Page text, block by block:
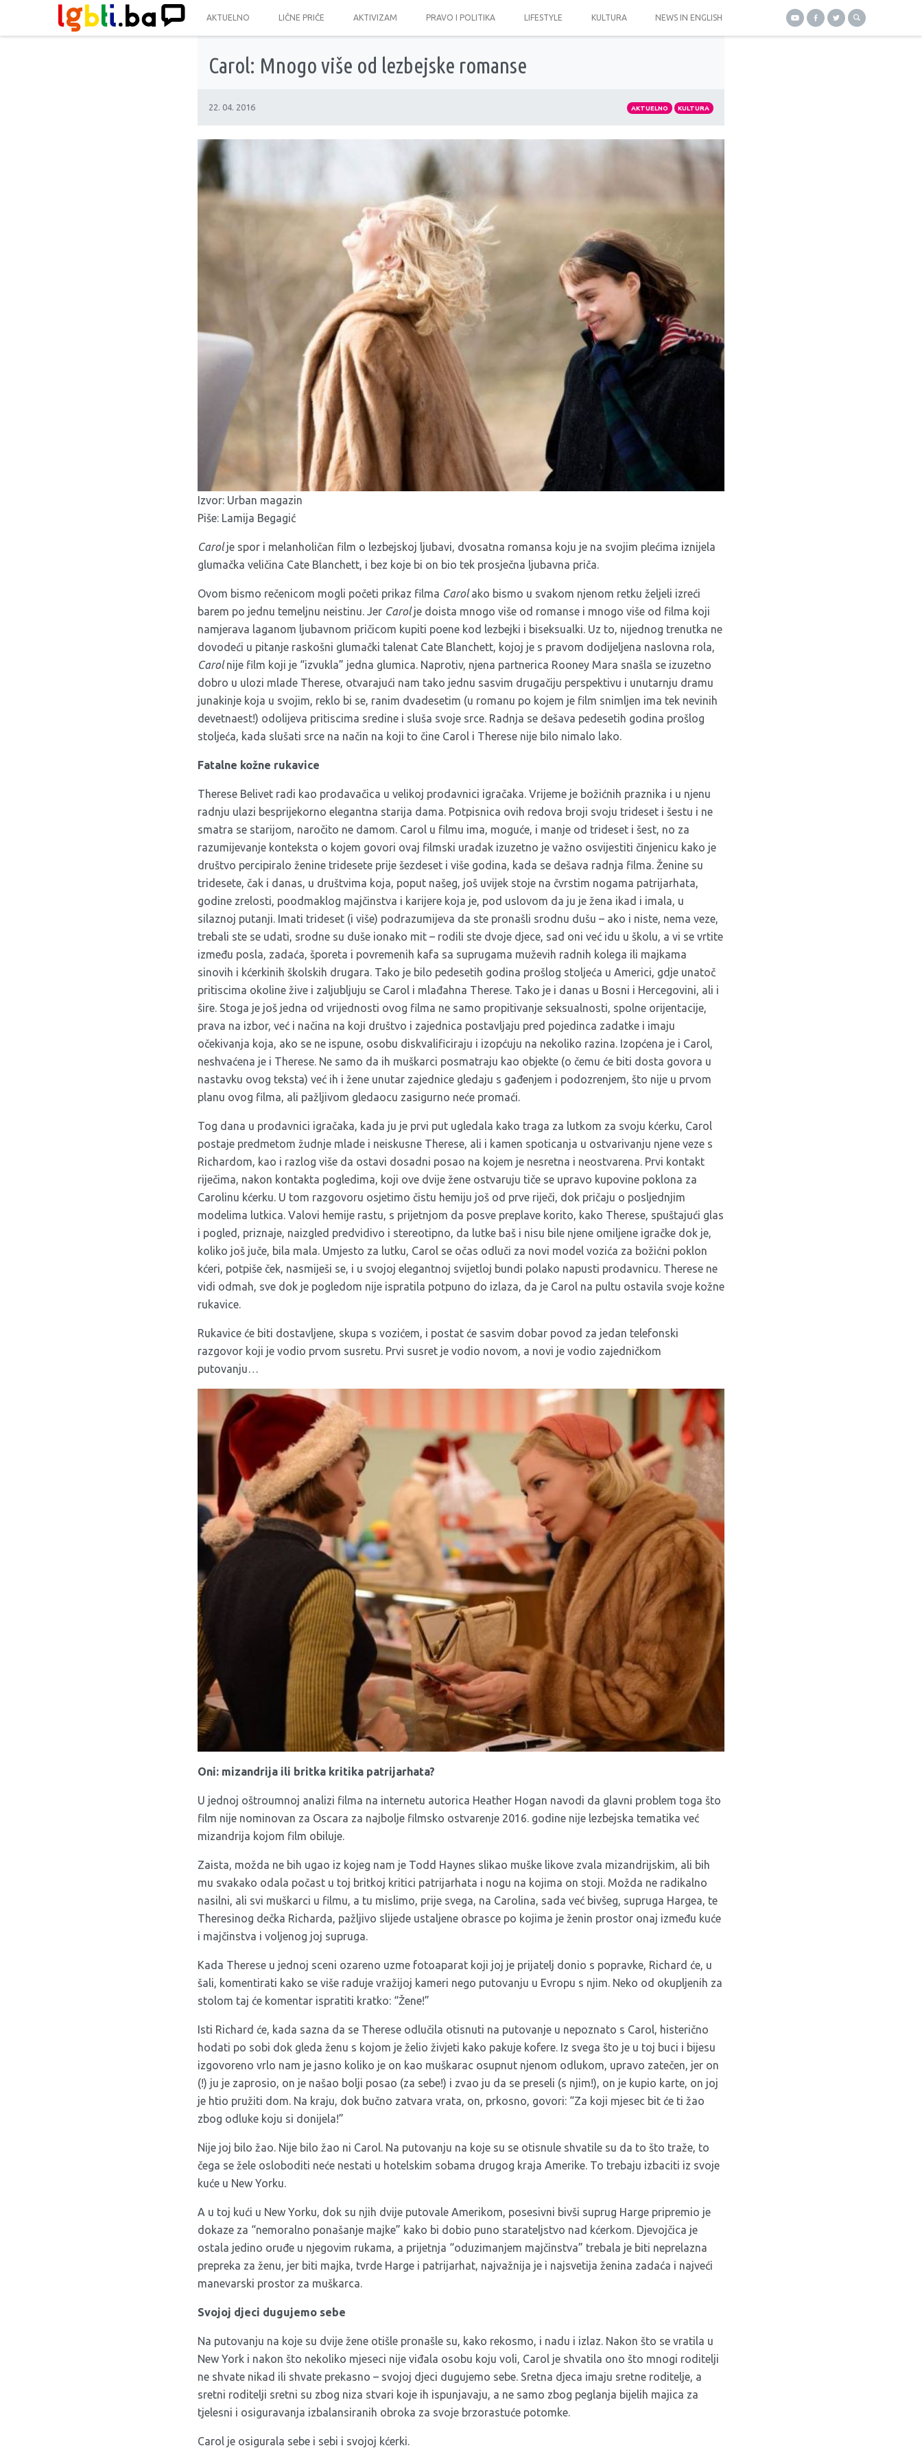
AKTUELNO LIČNE PRIČE AKTIVIZAM PRAVO I POLITIKA LIFESTYLE KULTURA NEWS IN ENGLISH
Carol: Mnogo više od lezbejske romanse
22. 04. 2016 AKTUELNO KULTURA
Izvor: Urban magazin
Piše: Lamija Begagić
Carolje spor i melanholičan film o lezbejskoj ljubavi, dvosatna romansa koju je na svojim plećima iznijela
glumačka veličina Cate Blanchett, i bez koje bi on bio tek prosječna ljubavna priča.
Ovom bismo rečenicom mogli početi prikaz filma Carolako bismo u svakom njenom retku željeli izreći
barem po jednu temeljnu neistinu. Jer Carolje doista mnogo više od romanse i mnogo više od filma koji
namjerava laganom ljubavnom pričicom kupiti poene kod lezbejki i biseksualki. Uz to, nijednog trenutka ne
dovodeći u pitanje raskošni glumački talenat Cate Blanchett, kojoj je s pravom dodijeljena naslovna rola,
Carolnije film koji je “izvukla” jedna glumica. Naprotiv, njena partnerica Rooney Mara snašla se izuzetno
dobro u ulozi mlade Therese, otvarajući nam tako jednu sasvim drugačiju perspektivu i unutarnju dramu
junakinje koja u svojim, reklo bi se, ranim dvadesetim (u romanu po kojem je film snimljen ima tek nevinih
devetnaest!) odolijeva pritiscima sredine i sluša svoje srce. Radnja se dešava pedesetih godina prošlog
stoljeća, kada slušati srce na način na koji to čine Carol i Therese nije bilo nimalo lako.
Fatalne kožne rukavice
Therese Belivet radi kao prodavačica u velikoj prodavnici igračaka. Vrijeme je božićnih praznika i u njenu
radnju ulazi besprijekorno elegantna starija dama. Potpisnica ovih redova broji svoju trideset i šestu i ne
smatra se starijom, naročito ne damom. Carol u filmu ima, moguće, i manje od trideset i šest, no za
razumijevanje konteksta o kojem govori ovaj filmski uradak izuzetno je važno osvijestiti činjenicu kako je
društvo percipiralo ženine tridesete prije šezdeset i više godina, kada se dešava radnja filma. Ženine su
tridesete, čak i danas, u društvima koja, poput našeg, još uvijek stoje na čvrstim nogama patrijarhata,
godine zrelosti, poodmaklog majčinstva i karijere koja je, pod uslovom da ju je žena ikad i imala, u
silaznoj putanji. Imati trideset (i više) podrazumijeva da ste pronašli srodnu dušu – ako i niste, nema veze,
trebali ste se udati, srodne su duše ionako mit – rodili ste dvoje djece, sad oni već idu u školu, a vi se vrtite
između posla, zadaća, šporeta i povremenih kafa sa suprugama muževih radnih kolega ili majkama
sinovih i kćerkinih školskih drugara. Tako je bilo pedesetih godina prošlog stoljeća u Americi, gdje unatoč
pritiscima okoline žive i zaljubljuju se Carol i mlađahna Therese. Tako je i danas u Bosni i Hercegovini, ali i
šire. Stoga je još jedna od vrijednosti ovog filma ne samo propitivanje seksualnosti, spolne orijentacije,
prava na izbor, već i načina na koji društvo i zajednica postavljaju pred pojedinca zadatke i imaju
očekivanja koja, ako se ne ispune, osobu diskvalificiraju i izopćuju na nekoliko razina. Izopćena je i Carol,
neshvaćena je i Therese. Ne samo da ih muškarci posmatraju kao objekte (o čemu će biti dosta govora u
nastavku ovog teksta) već ih i žene unutar zajednice gledaju s gađenjem i podozrenjem, što nije u prvom
planu ovog filma, ali pažljivom gledaocu zasigurno neće promaći.
Tog dana u prodavnici igračaka, kada ju je prvi put ugledala kako traga za lutkom za svoju kćerku, Carol
postaje predmetom žudnje mlade i neiskusne Therese, ali i kamen spoticanja u ostvarivanju njene veze s
Richardom, kao i razlog više da ostavi dosadni posao na kojem je nesretna i neostvarena. Prvi kontakt
riječima, nakon kontakta pogledima, koji ove dvije žene ostvaruju tiče se upravo kupovine poklona za
Carolinu kćerku. U tom razgovoru osjetimo čistu hemiju još od prve riječi, dok pričaju o posljednjim
modelima lutkica. Valovi hemije rastu, s prijetnjom da posve preplave korito, kako Therese, spuštajući glas
i pogled, priznaje, naizgled predvidivo i stereotipno, da lutke baš i nisu bile njene omiljene igračke dok je,
koliko još juče, bila mala. Umjesto za lutku, Carol se očas odluči za novi model vozića za božićni poklon
kćeri, potpiše ček, nasmiješi se, i u svojoj elegantnoj svijetloj bundi polako napusti prodavnicu. Therese ne
vidi odmah, sve dok je pogledom nije ispratila potpuno do izlaza, da je Carol na pultu ostavila svoje kožne
rukavice.
Rukavice će biti dostavljene, skupa s vozićem, i postat će sasvim dobar povod za jedan telefonski
razgovor koji je vodio prvom susretu. Prvi susret je vodio novom, a novi je vodio zajedničkom
putovanju…
Oni: mizandrija ili britka kritika patrijarhata?
U jednoj oštroumnoj analizi filma na internetu autorica Heather Hogan navodi da glavni problem toga što
film nije nominovan za Oscara za najbolje filmsko ostvarenje 2016. godine nije lezbejska tematika već
mizandrija kojom film obiluje.
Zaista, možda ne bih ugao iz kojeg nam je Todd Haynes slikao muške likove zvala mizandrijskim, ali bih
mu svakako odala počast u toj britkoj kritici patrijarhata i nogu na kojima on stoji. Možda ne radikalno
nasilni, ali svi muškarci u filmu, a tu mislimo, prije svega, na Carolina, sada već bivšeg, supruga Hargea, te
Theresinog dečka Richarda, pažljivo slijede ustaljene obrasce po kojima je ženin prostor onaj između kuće
i majčinstva i voljenog joj supruga.
Kada Therese u jednoj sceni ozareno uzme fotoaparat koji joj je prijatelj donio s popravke, Richard će, u
šali, komentirati kako se više raduje vražijoj kameri nego putovanju u Evropu s njim. Neko od okupljenih za
stolom taj će komentar ispratiti kratko: “Žene!”
Isti Richard će, kada sazna da se Therese odlučila otisnuti na putovanje u nepoznato s Carol, histerično
hodati po sobi dok gleda ženu s kojom je želio živjeti kako pakuje kofere. Iz svega što je u toj buci i bijesu
izgovoreno vrlo nam je jasno koliko je on kao muškarac osupnut njenom odlukom, upravo zatečen, jer on
(!) ju je zaprosio, on je našao bolji posao (za sebe!) i zvao ju da se preseli (s njim!), on je kupio karte, on joj
je htio pružiti dom. Na kraju, dok bučno zatvara vrata, on, prkosno, govori: “Za koji mjesec bit će ti žao
zbog odluke koju si donijela!”
Nije joj bilo žao. Nije bilo žao ni Carol. Na putovanju na koje su se otisnule shvatile su da to što traže, to
čega se žele osloboditi neće nestati u hotelskim sobama drugog kraja Amerike. To trebaju izbaciti iz svoje
kuće u New Yorku.
A u toj kući u New Yorku, dok su njih dvije putovale Amerikom, posesivni bivši suprug Harge pripremio je
dokaze za “nemoralno ponašanje majke” kako bi dobio puno starateljstvo nad kćerkom. Djevojčica je
ostala jedino oruđe u njegovim rukama, a prijetnja “oduzimanjem majčinstva” trebala je biti neprelazna
prepreka za ženu, jer biti majka, tvrde Harge i patrijarhat, najvažnija je i najsvetija ženina zadaća i najveći
manevarski prostor za muškarca.
Svojoj djeci dugujemo sebe
Na putovanju na koje su dvije žene otišle pronašle su, kako rekosmo, i nadu i izlaz. Nakon što se vratila u
New York i nakon što nekoliko mjeseci nije viđala osobu koju voli, Carol je shvatila ono što mnogi roditelji
ne shvate nikad ili shvate prekasno – svojoj djeci dugujemo sebe. Sretna djeca imaju sretne roditelje, a
sretni roditelji sretni su zbog niza stvari koje ih ispunjavaju, a ne samo zbog peglanja bijelih majica za
tjelesni i osiguravanja izbalansiranih obroka za svoje brzorastuće potomke.
Carol je osigurala sebe i sebi i svojoj kćerki.